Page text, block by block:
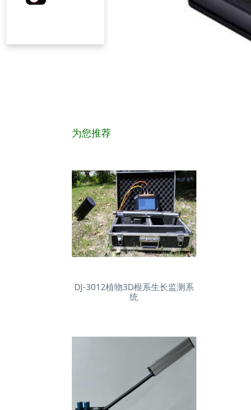
为您推荐
DJ-3012植物3D根系生长监测系
统